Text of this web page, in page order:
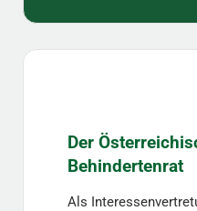
Der
Behindertenrat
Als